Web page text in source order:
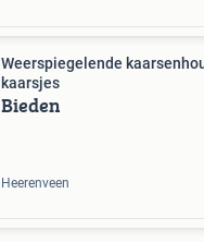
Weerspiegelende
kaarsjes
Bieden
Heerenveen